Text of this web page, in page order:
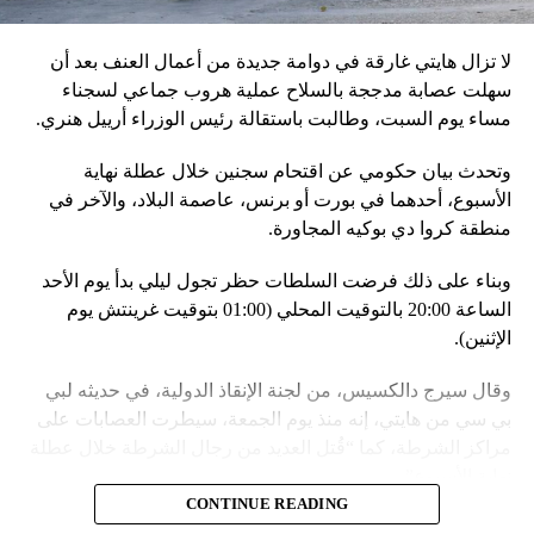
مع التدريبات الروسية، لافتاً إلى أنّ مناورة مينسك ستشمل على
في السياق، أشار رئيس أركان القوات المسلّحة البيلاروسية
الجنرال فيكتور غوليفيتش إلى أنّه «في إطار هذا الحدث، تمّت
احتياطي»، لافتاً إلى أنّه «فور إنجاز عملية الانتشار هذه،
سنستعرض المسائل المتعلّقة بالاستعدادات لاستخدام الأسلحة
النووية غير الاستراتيجية».
وفي أوكرانيا، فكّكت أجهزة الأمن شبكة من العملاء التابعين
لجهاز الأمن الفدرالي الروسي «كانوا يعدّون لاغتيال الرئيس
الأوكراني» فولوديمير زيلينسكي ومسؤولين كبار آخرين، مثل
أوامر من موسكو. وأوقفت الأجهزة الأوكرانية ضابطَي أمن،
مشيرةً إلى أن المشتبه فيهما اللذَين أوقفا «شخصان برتبة
الحكوميين.
لا تزال هايتي غارقة في دوامة جديدة من أعمال العنف بعد أن
سهلت عصابة مدججة بالسلاح عملية هروب جماعي لسجناء
مساء يوم السبت، وطالبت باستقالة رئيس الوزراء أرييل هنري.
وتحدث بيان حكومي عن اقتحام سجنين خلال عطلة نهاية
الأسبوع، أحدهما في بورت أو برنس، عاصمة البلاد، والآخر في
منطقة كروا دي بوكيه المجاورة.
وبناء على ذلك فرضت السلطات حظر تجول ليلي بدأ يوم الأحد
الساعة 20:00 بالتوقيت المحلي (01:00 بتوقيت غرينتش يوم
الإثنين).
وقال سيرج دالكسيس، من لجنة الإنقاذ الدولية، في حديثه لبي
بي سي من هايتي، إنه منذ يوم الجمعة، سيطرت العصابات على
وأدى ذلك إلى تشتيت انتباه السلطات وتسهيل تنفيذ هجوم منسق
CONTINUE READING